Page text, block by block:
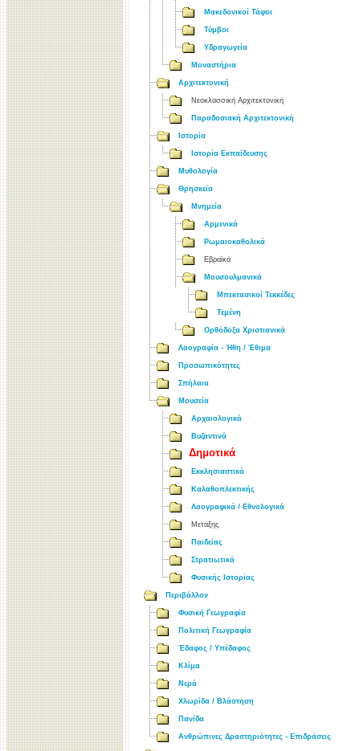
Μακεδονικοί Τάφοι
Τύμβοι
Υδραγωγεία
Μοναστήρια
Αρχιτεκτονική
Νεοκλασσική Αρχιτεκτονική
Παραδοσιακή Αρχιτεκτονική
Ιστορία
Ιστορία Εκπαίδευσης
Μυθολογία
Θρησκεία
Μνημεία
Αρμενικά
Ρωμαιοκαθολικά
Εβραϊκά
Μουσουλμανικά
Μπεκτασικοί Τεκκέδες
Τεμένη
Ορθόδοξα Χριστιανικά
Λαογραφία - Ήθη / Έθιμα
Προσωπικότητες
Σπήλαια
Μουσεία
Αρχαιολογικά
Βυζαντινά
Δημοτικά
Εκκλησιαστικά
Καλαθοπλεκτικής
Λαογραφικά / Εθνολογικά
Μετάξης
Παιδείας
Στρατιωτικά
Φυσικής Ιστορίας
Περιβάλλον
Φυσική Γεωγραφία
Πολιτική Γεωγραφία
Έδαφος / Υπέδαφος
Κλίμα
Νερά
Χλωρίδα / Βλάστηση
Πανίδα
Ανθρώπινες Δραστηριότητες - Επιδράσεις